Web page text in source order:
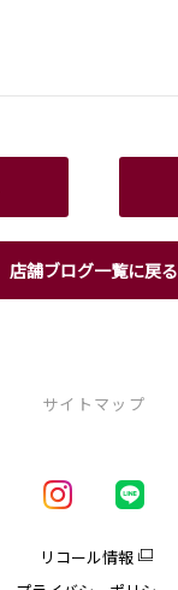
店舗ブログ一覧に戻る
サイトマップ
リコール情報